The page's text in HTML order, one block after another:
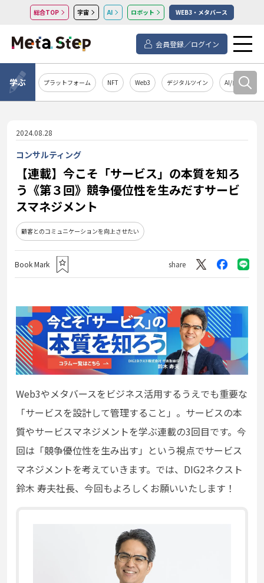
総合TOP 宇宙 AI ロボット WEB3・メタバース
会員登録／ログイン
学ぶ プラットフォーム NFT Web3 デジタルツイン AI/自然言語処
2024.08.28
コンサルティング
【連載】今こそ「サービス」の本質を知ろ
う《第３回》競争優位性を生みだすサービ
スマネジメント
顧客とのコミュニケーションを向上させたい
Book Mark share
Web3やメタバースをビジネス活用するうえでも重要な
「サービスを設計して管理すること」。サービスの本
質やサービスマネジメントを学ぶ連載の3回目です。今
回は「競争優位性を生み出す」という視点でサービス
マネジメントを考えていきます。では、DIG2ネクスト
鈴木 寿夫社長、今回もよろしくお願いいたします！